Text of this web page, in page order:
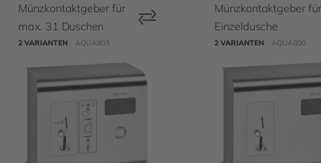
Münzkontaktgeber für
max. 31 Duschen
2 VARIANTEN AQUA803
Münzkontaktgeber für
Einzeldusche
2 VARIANTEN AQUA800